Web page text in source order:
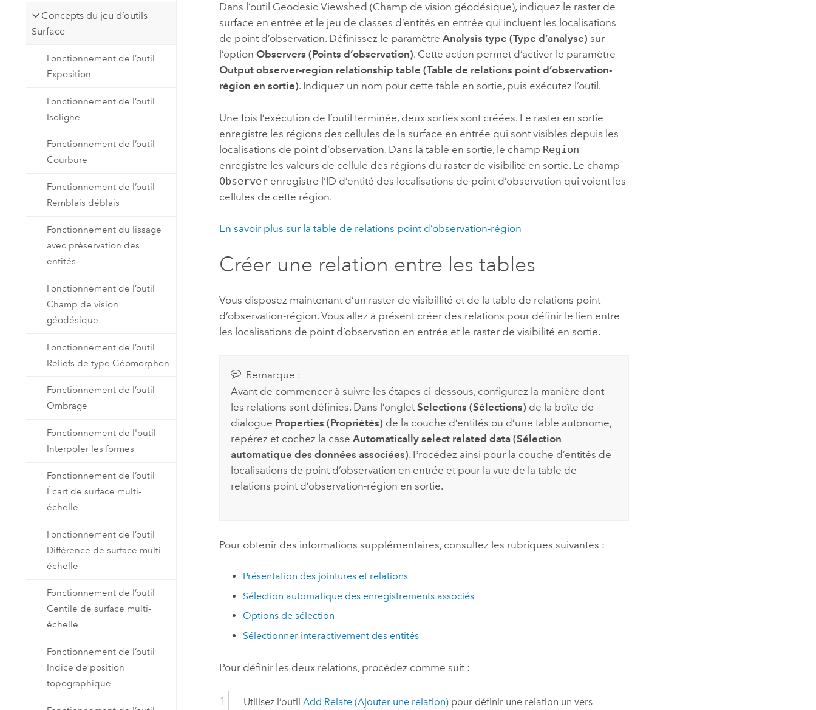
Concepts du jeu d’outils
Surface
Fonctionnement de l’outil
Exposition
Fonctionnement de l’outil
Isoligne
Fonctionnement de l’outil
Courbure
Fonctionnement de l’outil
Remblais déblais
Fonctionnement du lissage
avec préservation des
entités
Fonctionnement de l’outil
Champ de vision
géodésique
Fonctionnement de l’outil
Reliefs de type Géomorphon
Fonctionnement de l’outil
Ombrage
Fonctionnement de l'outil
Interpoler les formes
Fonctionnement de l’outil
Écart de surface multi-
échelle
Fonctionnement de l’outil
Différence de surface multi-
échelle
Fonctionnement de l’outil
Centile de surface multi-
échelle
Fonctionnement de l’outil
Indice de position
topographique
Dans l’outil Geodesic Viewshed (Champ de vision géodésique), indiquez le raster de
surface en entrée et le jeu de classes d’entités en entrée qui incluent les localisations
de point d’observation. Définissez le paramètreAnalysis type (Type d’analyse) sur
l’optionObservers (Points d’observation). Cette action permet d’activer le paramètre
Output observer-region relationship table (Table de relations point d’observation-
région en sortie). Indiquez un nom pour cette table en sortie, puis exécutez l’outil.
Une fois l’exécution de l’outil terminée, deux sorties sont créées. Le raster en sortie
enregistre les régions des cellules de la surface en entrée qui sont visibles depuis les
localisations de point d’observation. Dans la table en sortie, le champ Region
enregistre les valeurs de cellule des régions du raster de visibilité en sortie. Le champ
Observer enregistre l’ID d’entité des localisations de point d’observation qui voient les
cellules de cette région.
En savoir plus sur la table de relations point d’observation-région
Créer une relation entre les tables
Vous disposez maintenant d’un raster de visibillité et de la table de relations point
d’observation-région. Vous allez à présent créer des relations pour définir le lien entre
les localisations de point d’observation en entrée et le raster de visibilité en sortie.
Remarque :
Avant de commencer à suivre les étapes ci-dessous, configurez la manière dont
les relations sont définies. Dans l’onglet Selections (Sélections) de la boîte de
dialogue Properties (Propriétés) de la couche d’entités ou d’une table autonome,
repérez et cochez la case Automatically select related data (Sélection
automatique des données associées). Procédez ainsi pour la couche d’entités de
localisations de point d’observation en entrée et pour la vue de la table de
relations point d’observation-région en sortie.
Pour obtenir des informations supplémentaires, consultez les rubriques suivantes :
Présentation des jointures et relations
Sélection automatique des enregistrements associés
Options de sélection
Sélectionner interactivement des entités
Pour définir les deux relations, procédez comme suit :
Utilisez l’outilAdd Relate (Ajouter une relation) pour définir une relation un vers